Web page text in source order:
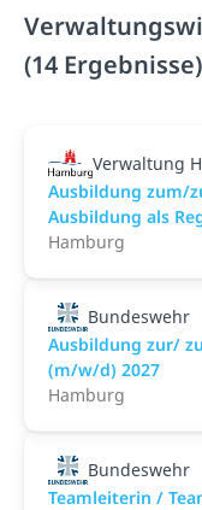
(14 Ergebnisse)
Verwaltung
Ausbildung zum/
Ausbildung als
Hamburg
Bundeswehr
Ausbildung zur/
(m/w/d) 2027
Hamburg
Bundeswehr
Teamleiterin /